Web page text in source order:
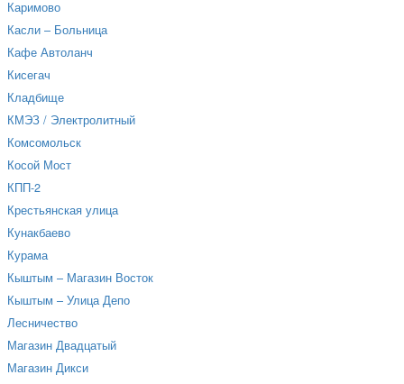
Каримово
Касли – Больница
Кафе Автоланч
Кисегач
Кладбище
КМЭЗ / Электролитный
Комсомольск
Косой Мост
КПП-2
Крестьянская улица
Кунакбаево
Курама
Кыштым – Магазин Восток
Кыштым – Улица Депо
Лесничество
Магазин Двадцатый
Магазин Дикси